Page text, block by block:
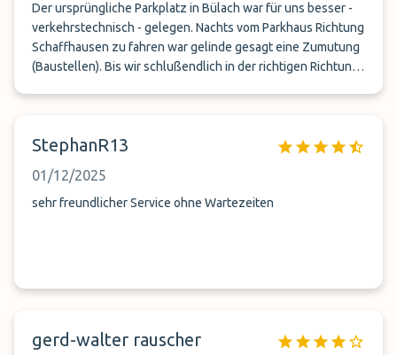
Der ursprüngliche Parkplatz in Bülach war für uns besser -
verkehrstechnisch - gelegen. Nachts vom Parkhaus Richtung
Schaffhausen zu fahren war gelinde gesagt eine Zumutung
(Baustellen). Bis wir schlußendlich in der richtigen Richtung
StephanR13
01/12/2025
sehr freundlicher Service ohne Wartezeiten
gerd-walter rauscher